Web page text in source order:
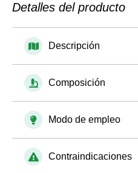
Detalles del producto
Descripción
Composición
Modo de empleo
Contraindicaciones